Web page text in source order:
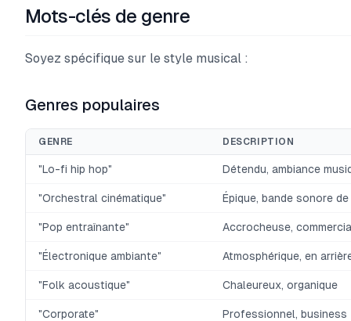
Mots-clés de genre
Soyez spécifique sur le style musical :
Genres populaires
GENRE DESCRIPTION
"Lo-fi hip hop" Détendu, ambiance
"Orchestral cinématique" Épique, bande sonore
"Pop entraînante" Accrocheuse,
"Électronique ambiante" Atmosphérique, en
"Folk acoustique" Chaleureux, organique
"Corporate" Professionnel, business